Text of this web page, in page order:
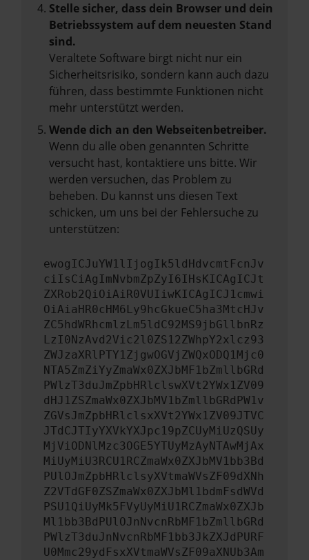
Stelle sicher, dass dein Browser und dein
Betriebssystem auf dem neuesten Stand
sind.
Veraltete Software birgt nicht nur ein
Sicherheitsrisiko, sondern kann auch dazu
führen, dass bestimmte Funktionen nicht
mehr unterstützt werden.
Wende dich an den Webseitenbetreiber.
Wenn du alle oben genannten Schritte
versucht hast, kontaktiere uns bitte. Wir
werden versuchen, das Problem zu
beheben. Du kannst uns diesen Text
schicken, um uns bei der Fehlersuche zu
unterstützen:
ewogICJuYW1lIjogIk5ldHdvcmtFcnJv
ciIsCiAgImNvbmZpZyI6IHsKICAgICJt
ZXRob2QiOiAiR0VUIiwKICAgICJ1cmwi
OiAiaHR0cHM6Ly9hcGkueC5ha3MtcHJv
ZC5hdWRhcmlzLm5ldC92MS9jbGllbnRz
LzI0NzAvd2Vic2l0ZS12ZWhpY2xlcz93
ZWJzaXRlPTY1ZjgwOGVjZWQxODQ1Mjc0
NTA5ZmZiYyZmaWx0ZXJbMF1bZmllbGRd
PWlzT3duJmZpbHRlclswXVt2YWx1ZV09
dHJ1ZSZmaWx0ZXJbMV1bZmllbGRdPW1v
ZGVsJmZpbHRlclsxXVt2YWx1ZV09JTVC
JTdCJTIyYXVkYXJpc19pZCUyMiUzQSUy
MjViODNlMzc3OGE5YTUyMzAyNTAwMjAx
MiUyMiU3RCU1RCZmaWx0ZXJbMV1bb3Bd
PUlOJmZpbHRlclsyXVtmaWVsZF09dXNh
Z2VTdGF0ZSZmaWx0ZXJbMl1bdmFsdWVd
PSU1QiUyMk5FVyUyMiU1RCZmaWx0ZXJb
Ml1bb3BdPUlOJnNvcnRbMF1bZmllbGRd
PWlzT3duJnNvcnRbMF1bb3JkZXJdPURF
U0Mmc29ydFsxXVtmaWVsZF09aXNUb3Am